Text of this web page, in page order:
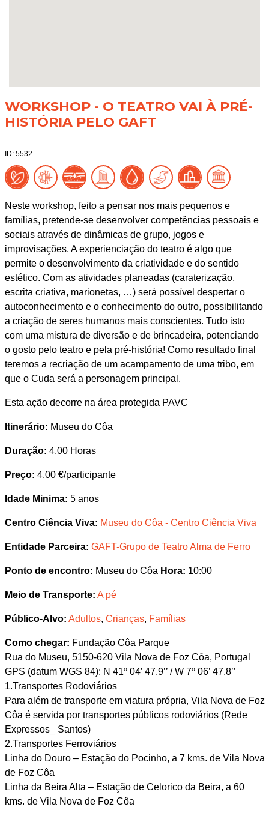
WORKSHOP - O TEATRO VAI À PRÉ-
HISTÓRIA PELO GAFT
ID: 5532
Neste workshop, feito a pensar nos mais pequenos e
famílias, pretende-se desenvolver competências pessoais e
sociais através de dinâmicas de grupo, jogos e
improvisações. A experienciação do teatro é algo que
permite o desenvolvimento da criatividade e do sentido
estético. Com as atividades planeadas (caraterização,
escrita criativa, marionetas, …) será possível despertar o
autoconhecimento e o conhecimento do outro, possibilitando
a criação de seres humanos mais conscientes. Tudo isto
com uma mistura de diversão e de brincadeira, potenciando
o gosto pelo teatro e pela pré-história! Como resultado final
teremos a recriação de um acampamento de uma tribo, em
que o Cuda será a personagem principal.
Esta ação decorre na área protegida PAVC
Itinerário: Museu do Côa
Duração: 4.00 Horas
Preço: 4.00 €/participante
Idade Minima: 5 anos
Centro Ciência Viva: Museu do Côa - Centro Ciência Viva
Entidade Parceira: GAFT-Grupo de Teatro Alma de Ferro
Ponto de encontro: Museu do Côa Hora: 10:00
Meio de Transporte: A pé
Público-Alvo: Adultos, Crianças, Famílias
Como chegar: Fundação Côa Parque
Rua do Museu, 5150-620 Vila Nova de Foz Côa, Portugal
GPS (datum WGS 84): N 41º 04’ 47.9’’ / W 7º 06’ 47.8’’
1.Transportes Rodoviários
Para além de transporte em viatura própria, Vila Nova de Foz
Côa é servida por transportes públicos rodoviários (Rede
Expressos_ Santos)
2.Transportes Ferroviários
Linha do Douro – Estação do Pocinho, a 7 kms. de Vila Nova
de Foz Côa
Linha da Beira Alta – Estação de Celorico da Beira, a 60
kms. de Vila Nova de Foz Côa